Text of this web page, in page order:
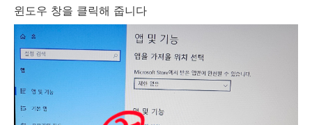
윈도우 창을 클릭해 줍니다